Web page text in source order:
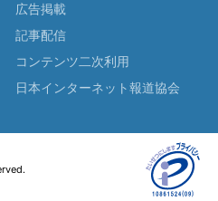
広告掲載
記事配信
コンテンツ二次利用
日本インターネット報道協会